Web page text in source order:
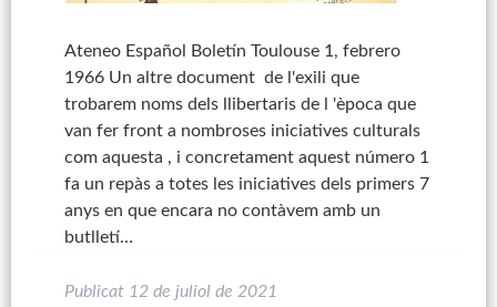
Ateneo Español Boletín Toulouse 1, febrero
1966 Un altre document de l'exili que
trobarem noms dels llibertaris de l 'època que
van fer front a nombroses iniciatives culturals
com aquesta , i concretament aquest número 1
fa un repàs a totes les iniciatives dels primers 7
anys en que encara no contàvem amb un
butlletí…
Publicat 12 de juliol de 2021